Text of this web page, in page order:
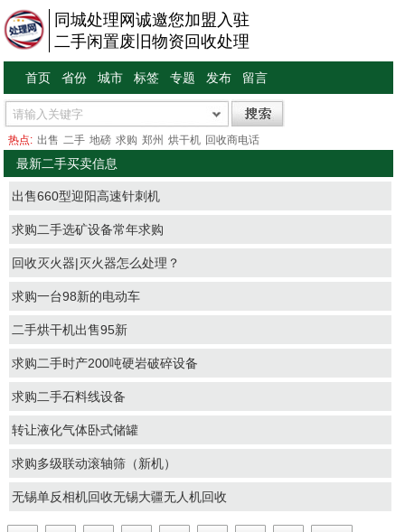
同城处理网诚邀您加盟入驻
二手闲置废旧物资回收处理
首页 省份 城市 标签 专题 发布 留言
热点: 出售 二手 地磅 求购 郑州 烘干机 回收商电话
最新二手买卖信息
出售660型迎阳高速针刺机
求购二手选矿设备常年求购
回收灭火器|灭火器怎么处理？
求购一台98新的电动车
二手烘干机出售95新
求购二手时产200吨硬岩破碎设备
求购二手石料线设备
转让液化气体卧式储罐
求购多级联动滚轴筛（新机）
无锡单反相机回收无锡大疆无人机回收